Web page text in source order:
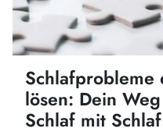
Schlafprobleme
lösen: Dein
Schlaf mit